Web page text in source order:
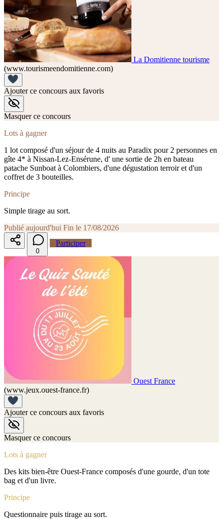
La Domitienne tourisme
(www.tourismeendomitienne.com)
Ajouter ce concours aux favoris
Masquer ce concours
Lots à gagner
1 lot composé d'un séjour de 4 nuits au Paradix pour 2 personnes en
gîte 4* à Nissan-Lez-Ensérune, d' une sortie de 2h en bateau
patache Sunboat à Colombiers, d'une dégustation terroir et d'un
coffret de 3 bouteilles.
Principe
Simple tirage au sort.
Publié aujourd'hui Fin le 17/08/2026
0
Participer
Ouest France
(www.jeux.ouest-france.fr)
Ajouter ce concours aux favoris
Masquer ce concours
Lots à gagner
Des kits bien-être Ouest-France composés d'une gourde, d'un tote
bag et d'un livre.
Principe
Questionnaire puis tirage au sort.